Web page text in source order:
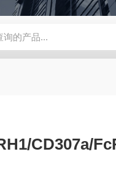
CD307a/